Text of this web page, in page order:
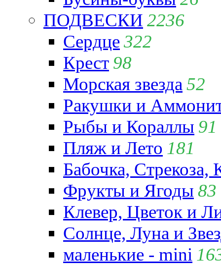
ПОДВЕСКИ 2236
Сердце322
Крест 98
Морская звезда 52
Ракушки и
Рыбы и Кораллы 91
Пляж и Лето 181
Бабочка,
Фрукты и Ягоды 83
Клевер, Цветок и
Солнце, Луна и
маленькие - mini